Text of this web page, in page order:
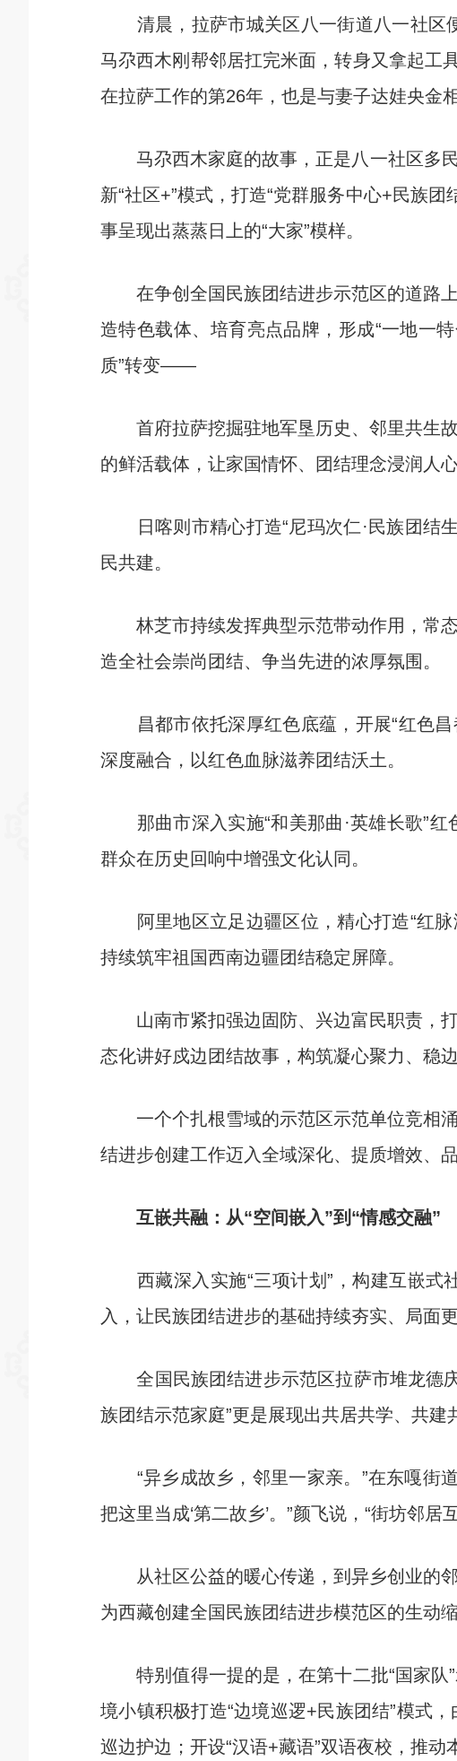
清晨，拉萨市城关区八一街道八一社区
马尕西木刚帮邻居扛完米面，转身又拿起工
在拉萨工作的第26年，也是与妻子达娃央金
马尕西木家庭的故事，正是八一社区多民
新“社区+”模式，打造“党群服务中心+民族
事呈现出蒸蒸日上的“大家”模样。
在争创全国民族团结进步示范区的道路上
造特色载体、培育亮点品牌，形成“一地一
质”转变——
首府拉萨挖掘驻地军垦历史、邻里共生故
的鲜活载体，让家国情怀、团结理念浸润人心
日喀则市精心打造“尼玛次仁·民族团结生
民共建。
林芝市持续发挥典型示范带动作用，常态
造全社会崇尚团结、争当先进的浓厚氛围。
昌都市依托深厚红色底蕴，开展“红色昌
深度融合，以红色血脉滋养团结沃土。
那曲市深入实施“和美那曲·英雄长歌”红
群众在历史回响中增强文化认同。
阿里地区立足边疆区位，精心打造“红脉
持续筑牢祖国西南边疆团结稳定屏障。
山南市紧扣强边固防、兴边富民职责，打
态化讲好戍边团结故事，构筑凝心聚力、稳
一个个扎根雪域的示范区示范单位竞相涌
结进步创建工作迈入全域深化、提质增效、
互嵌共融：从“空间嵌入”到“情感交融”
西藏深入实施“三项计划”，构建互嵌式
入，让民族团结进步的基础持续夯实、局面更
全国民族团结进步示范区拉萨市堆龙德庆
族团结示范家庭”更是展现出共居共学、共建
“异乡成故乡，邻里一家亲。”在东嘎街道
把这里当成‘第二故乡’。”颜飞说，“街坊邻
从社区公益的暖心传递，到异乡创业的邻
为西藏创建全国民族团结进步模范区的生动缩
特别值得一提的是，在第十二批“国家队
境小镇积极打造“边境巡逻+民族团结”模式
巡边护边；开设“汉语+藏语”双语夜校，推